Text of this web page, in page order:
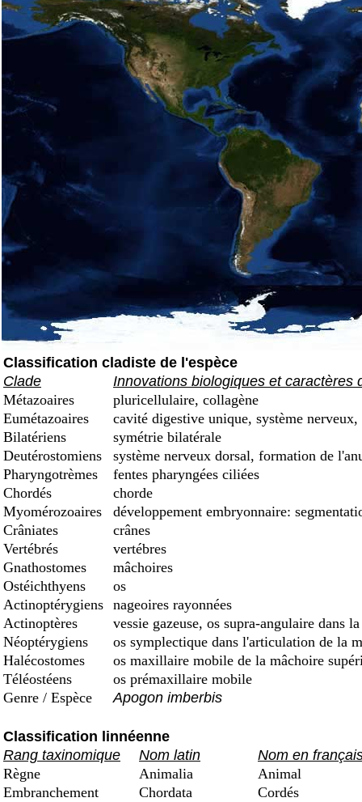
Classification cladiste de l'espèce
Clade
Innovations biologiques et caractères
Métazoaires
pluricellulaire, collagène
Eumétazoaires
cavité digestive unique, système
Bilatériens
symétrie bilatérale
Deutérostomiens
système nerveux dorsal, formation de
Pharyngotrèmes
fentes pharyngées ciliées
Chordés
chorde
Myomérozoaires
développement embryonnaire:
Crâniates
crânes
Vertébrés
vertébres
Gnathostomes
mâchoires
Ostéichthyens
os
Actinoptérygiens nageoires rayonnées
Actinoptères
vessie gazeuse, os supra-angulaire dans
Néoptérygiens
os symplectique dans l'articulation de la
Halécostomes
os maxillaire mobile de la mâchoire
Téléostéens
os prémaxillaire mobile
Genre / Espèce
Apogon imberbis
Classification linnéenne
Rang taxinomique
Nom latin
Nom en
Règne
Animalia
Animal
Embranchement
Chordata
Cordés